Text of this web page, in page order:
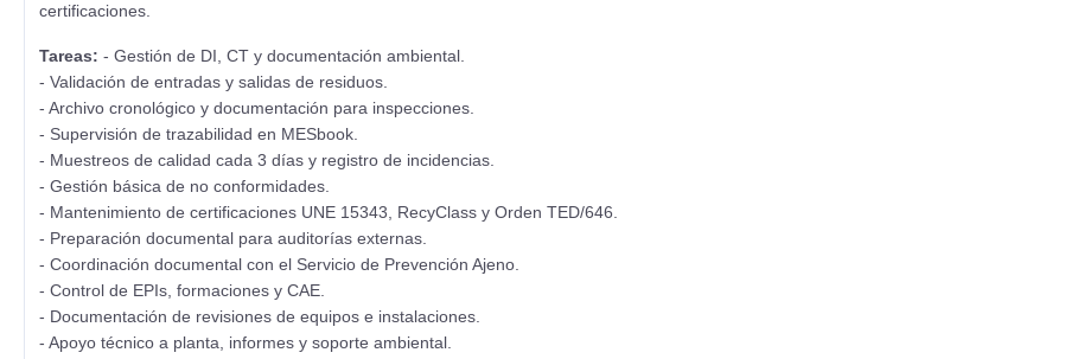
certificaciones.
Tareas: - Gestión de DI, CT y documentación ambiental.
- Validación de entradas y salidas de residuos.
- Archivo cronológico y documentación para inspecciones.
- Supervisión de trazabilidad en MESbook.
- Muestreos de calidad cada 3 días y registro de incidencias.
- Gestión básica de no conformidades.
- Mantenimiento de certificaciones UNE 15343, RecyClass y Orden TED/646.
- Preparación documental para auditorías externas.
- Coordinación documental con el Servicio de Prevención Ajeno.
- Control de EPIs, formaciones y CAE.
- Documentación de revisiones de equipos e instalaciones.
- Apoyo técnico a planta, informes y soporte ambiental.